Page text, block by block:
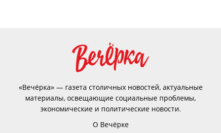
«Вечёрка» — газета столичных новостей, актуальные
материалы, освещающие социальные проблемы,
экономические и политические новости.
О Вечёрке